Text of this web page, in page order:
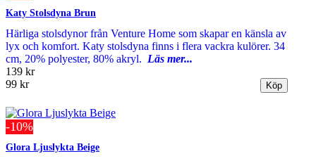
Katy Stolsdyna Brun
Härliga stolsdynor från Venture Home som skapar en känsla av
lyx och komfort. Katy stolsdyna finns i flera vackra kulörer. 34
cm, 20% polyester, 80% akryl. Läs mer...
139 kr
99 kr
-10%
Glora Ljuslykta Beige